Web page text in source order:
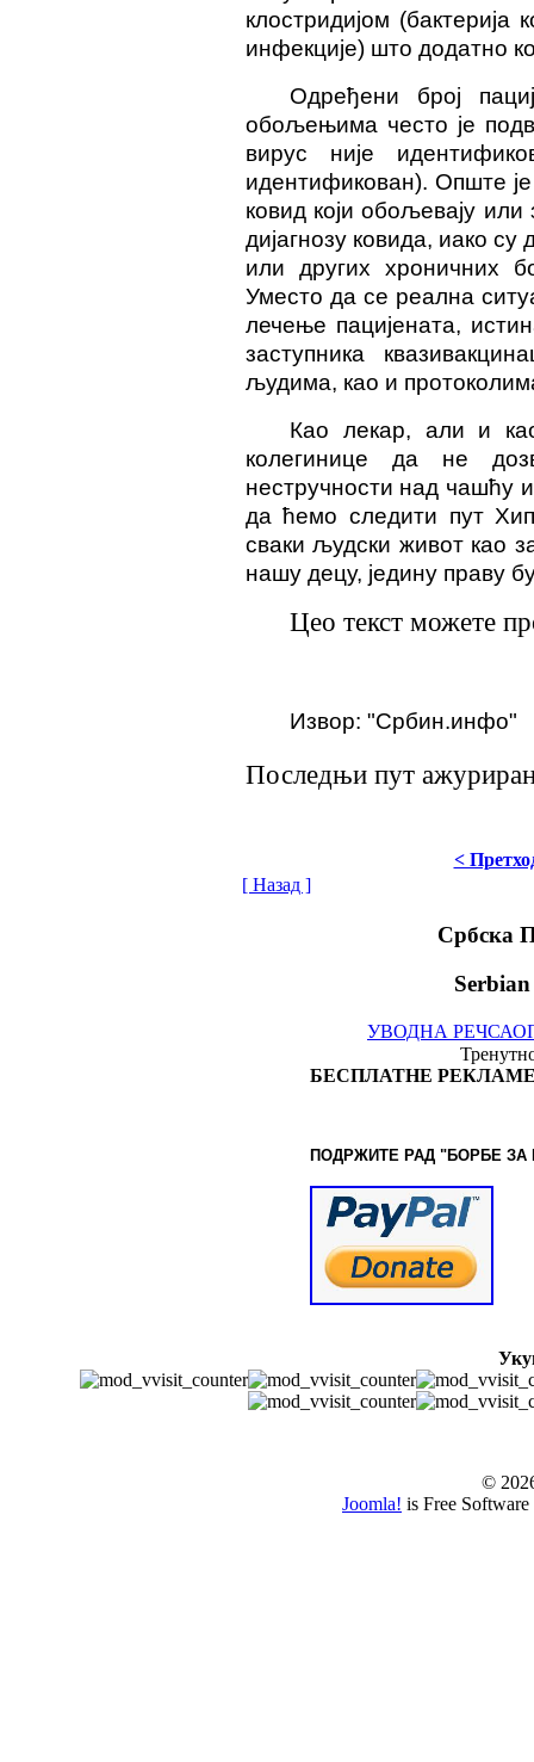
клостридијом (бактерија
инфекције) што додатно
Одређени број
обољењима често је
вирус није
идентификован). Опште
ковид који обољевају
дијагнозу ковида, иако
или других хроничних
Уместо да се реална
лечење пацијената,
заступника
људима, као и
Као лекар, али и
колегинице да не
нестручности над чашћу
да ћемо следити пут
сваки људски живот као
нашу децу, једину праву
Цео текст можете
Извор: "Србин.инфо"
Последњи пут
<
[ Назад ]
Србска
УВОДНА РЕЧ
БЕСПЛАТНЕ
ПОДРЖИТЕ РАД "БОРБЕ ЗА
©
Joomla! is Free